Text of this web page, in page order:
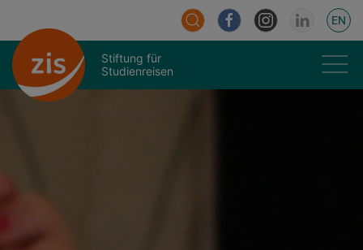
EN
Stiftung für
Studienreisen